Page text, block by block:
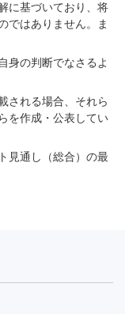
に基づいており、将
ではありません。ま
身の判断でなさるよ
される場合、それら
を作成・公表してい
見通し（総合）の最